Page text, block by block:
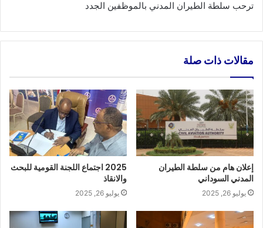
ترحب سلطة الطيران المدني بالموظفين الجدد
مقالات ذات صلة
إعلان هام من سلطة الطيران
المدني السوداني
يوليو 26, 2025
2025 اجتماع اللجنة القومية للبحث
والانقاذ
يوليو 26, 2025